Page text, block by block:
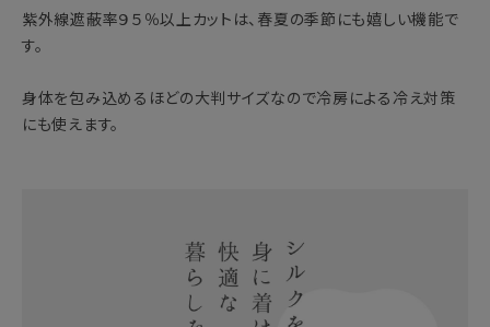
紫外線遮蔽率９５％以上カットは、春夏の季節にも嬉しい機能で
す。
身体を包み込めるほどの大判サイズなので冷房による冷え対策
にも使えます。